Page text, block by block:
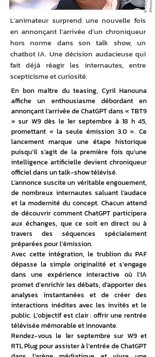
En bon maître du teasing, Cyril Hanouna
affiche un enthousiasme débordant en
annonçant l’arrivée de ChatGPT dans « TBT9
» sur W9 dès le 1er septembre à 18 h 45,
promettant « la seule émission 3.0 ». Ce
lancement marque une étape historique
puisqu’il s’agit de la première fois qu’une
intelligence artificielle devient chroniqueur
officiel dans un talk-show télévisé.
L’annonce suscite un véritable engouement,
de nombreux internautes saluant l’audace
et la modernité du concept. Chacun attend
de découvrir comment ChatGPT participera
aux échanges, que ce soit en direct ou à
travers des séquences spécialement
préparées pour l’émission.
Avec cette intégration, le trublion du PAF
dépasse la simple originalité et s’engage
dans une expérience interactive où l’IA
promet d’enrichir les débats, d’apporter des
analyses instantanées et de créer des
interactions inédites avec les invités et le
public. L’objectif est clair : offrir une rentrée
télévisée mémorable et innovante.
Rendez-vous le 1er septembre sur W9 et
RTL Plug pour assister à l’entrée de ChatGPT
L’animateur surprend une nouvelle fois
en annonçant l’arrivée d’un chroniqueur
hors norme dans son talk show, un
chatbot IA. Une décision audacieuse qui
fait déjà réagir les internautes, entre
scepticisme et curiosité.